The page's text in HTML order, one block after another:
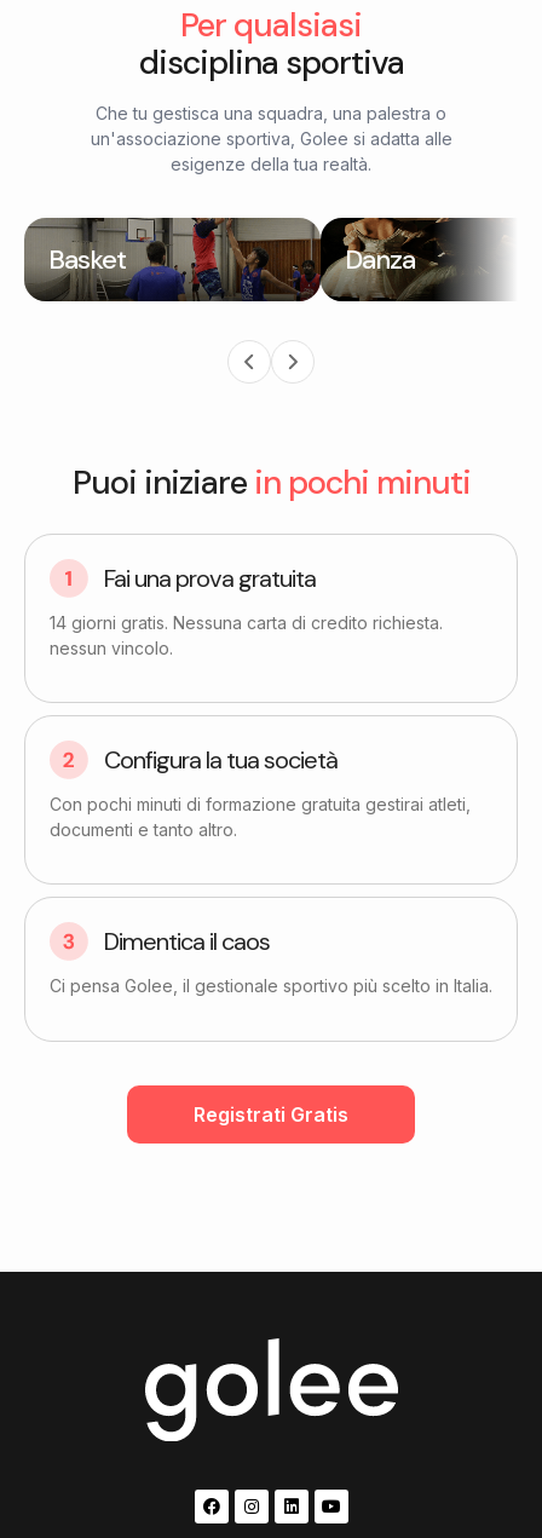
Per qualsiasi
disciplina sportiva
Che tu gestisca una squadra, una palestra o
un'associazione sportiva, Golee si adatta alle
esigenze della tua realtà.
Basket Danza
Puoi iniziare in pochi minuti
Fai una prova gratuita​
14 giorni gratis. Nessuna carta di credito richiesta.
nessun vincolo.
Configura la tua società
Con pochi minuti di formazione gratuita gestirai atleti,
documenti e tanto altro.
Dimentica il caos
Ci pensa Golee, il gestionale sportivo più scelto in Italia.
Registrati Gratis